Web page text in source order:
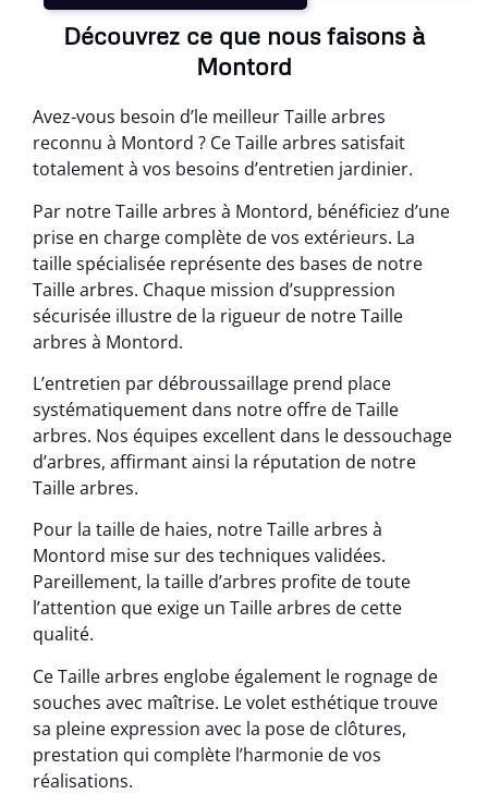
Découvrez ce que nous faisons à
Montord
Avez-vous besoin d’le meilleur Taille arbres
reconnu à Montord ? Ce Taille arbres satisfait
totalement à vos besoins d’entretien jardinier.
Par notre Taille arbres à Montord, bénéficiez d’une
prise en charge complète de vos extérieurs. La
taille spécialisée représente des bases de notre
Taille arbres. Chaque mission d’suppression
sécurisée illustre de la rigueur de notre Taille
arbres à Montord.
L’entretien par débroussaillage prend place
systématiquement dans notre offre de Taille
arbres. Nos équipes excellent dans le dessouchage
d’arbres, affirmant ainsi la réputation de notre
Taille arbres.
Pour la taille de haies, notre Taille arbres à
Montord mise sur des techniques validées.
Pareillement, la taille d’arbres profite de toute
l’attention que exige un Taille arbres de cette
qualité.
Ce Taille arbres englobe également le rognage de
souches avec maîtrise. Le volet esthétique trouve
sa pleine expression avec la pose de clôtures,
prestation qui complète l’harmonie de vos
réalisations.